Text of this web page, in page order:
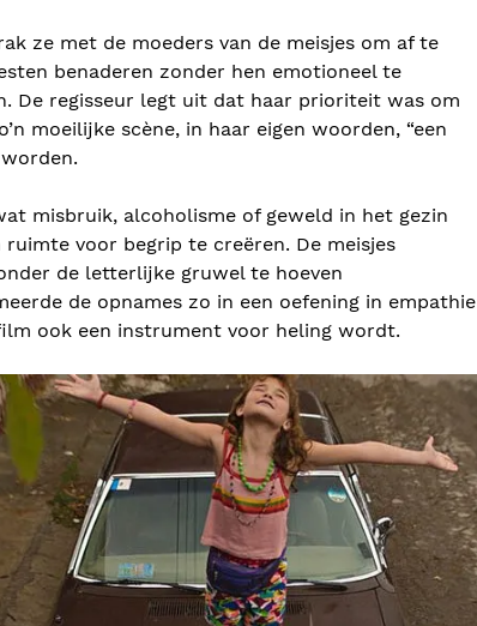
ze met de moeders van de meisjes om af te
benaderen zonder hen emotioneel te
De regisseur legt uit dat haar prioriteit was om
moeilijke scène, in haar eigen woorden, “een
misbruik, alcoholisme of geweld in het gezin
voor begrip te creëren. De meisjes
de letterlijke gruwel te hoeven
de opnames zo in een oefening in empathie
ook een instrument voor heling wordt.